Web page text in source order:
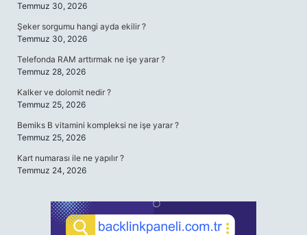
Temmuz 30, 2026
Şeker sorgumu hangi ayda ekilir ?
Temmuz 30, 2026
Telefonda RAM arttırmak ne işe yarar ?
Temmuz 28, 2026
Kalker ve dolomit nedir ?
Temmuz 25, 2026
Bemiks B vitamini kompleksi ne işe yarar ?
Temmuz 25, 2026
Kart numarası ile ne yapılır ?
Temmuz 24, 2026